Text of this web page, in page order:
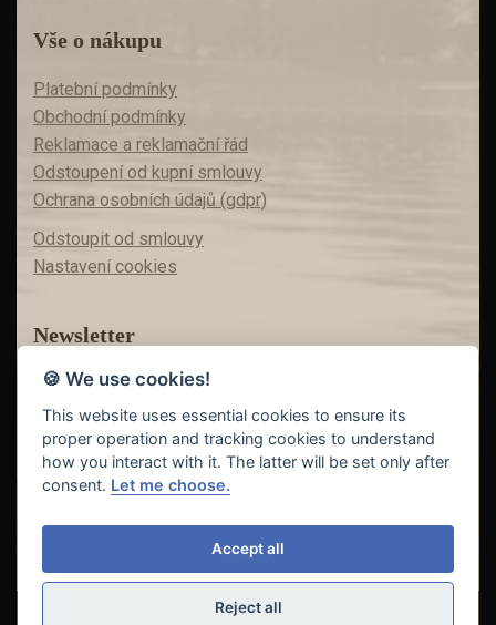
Vše o nákupu
Platební podmínky
Obchodní podmínky
Reklamace a reklamační řád
Odstoupení od kupní smlouvy
Ochrana osobních údajů (gdpr)
Odstoupit od smlouvy
Nastavení cookies
Newsletter
Máte zájem o akční nabídky?
Teď už vám nic neunikne!
🍪 We use cookies!
This website uses essential cookies to ensure its
proper operation and tracking cookies to understand
how you interact with it. The latter will be set only after
consent. Let me choose.
Accept all
Reject all